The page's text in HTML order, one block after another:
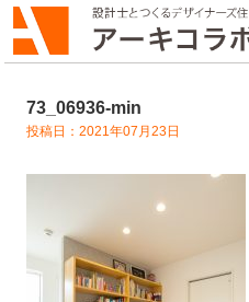
73_06936-min
投稿日：2021年07月23日